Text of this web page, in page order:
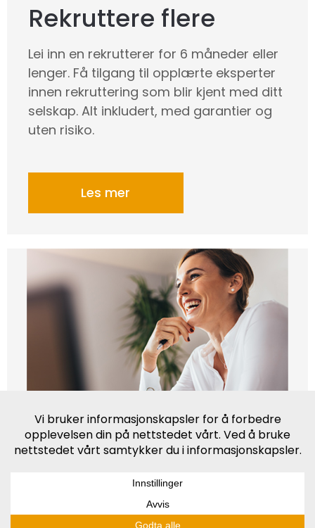
Rekruttere flere
Lei inn en rekrutterer for 6 måneder eller
lenger. Få tilgang til opplærte eksperter
innen rekruttering som blir kjent med ditt
selskap. Alt inkludert, med garantier og
uten risiko.
Les mer
Leie én eller flere